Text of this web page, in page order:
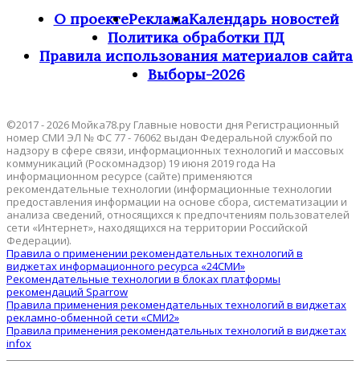
О проектеРекламаКалендарь новостей
Политика обработки ПД
Правила использования материалов сайта
Выборы-2026
©2017 - 2026 Мойка78.ру Главные новости дня Регистрационный
номер СМИ ЭЛ № ФС 77 - 76062 выдан Федеральной службой по
надзору в сфере связи, информационных технологий и массовых
коммуникаций (Роскомнадзор) 19 июня 2019 года На
информационном ресурсе (сайте) применяются
рекомендательные технологии (информационные технологии
предоставления информации на основе сбора, систематизации и
анализа сведений, относящихся к предпочтениям пользователей
сети «Интернет», находящихся на территории Российской
Федерации).
Правила о применении рекомендательных технологий в
виджетах информационного ресурса «24СМИ»
Рекомендательные технологии в блоках платформы
рекомендаций Sparrow
Правила применения рекомендательных технологий в виджетах
рекламно-обменной сети «СМИ2»
Правила применения рекомендательных технологий в виджетах
infox